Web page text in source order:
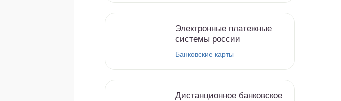
Электронные платежные
системы россии
Банковские карты
Дистанционное банковское